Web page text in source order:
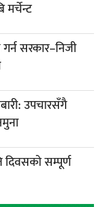
मर्चेन्ट
सरकार–निजी
उपचारसँगै
दिवसको सम्पूर्ण